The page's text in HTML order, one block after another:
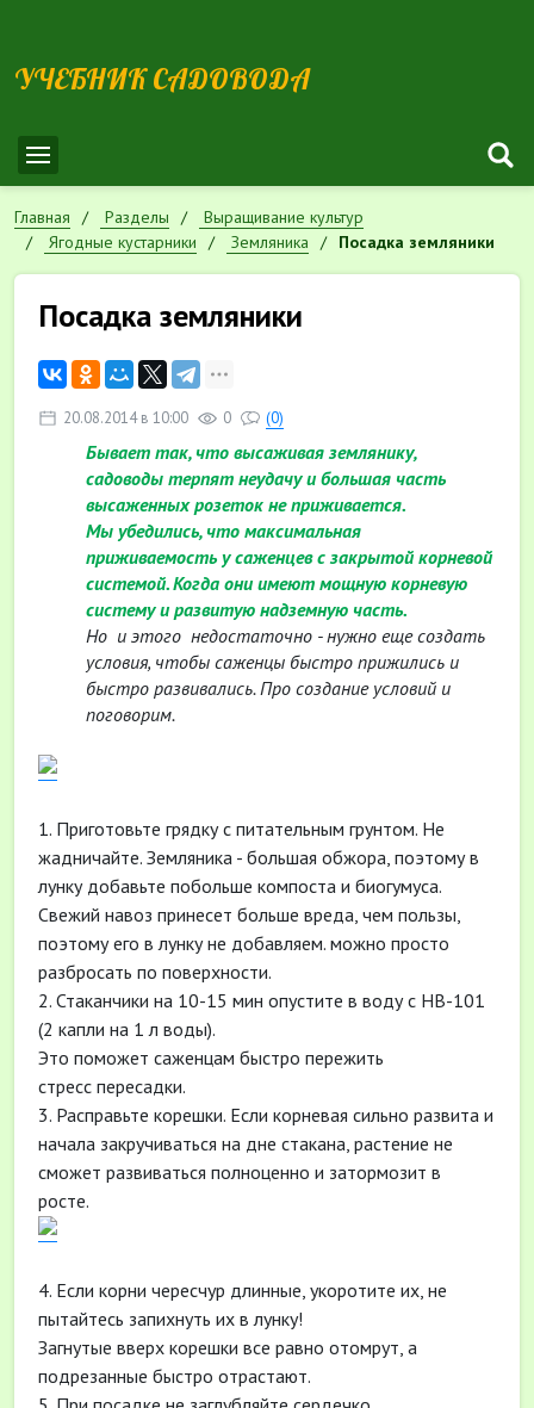
УЧЕБНИК САДОВОДА
Главная Разделы
Выращивание культур
Ягодные кустарники
Земляника Посадка земляники
Посадка земляники
20.08.2014 в 10:00 0 (0)
Бывает так, что высаживая землянику,
садоводы терпят неудачу и большая часть
высаженных розеток не приживается.
Мы убедились, что максимальная
приживаемость у саженцев с закрытой корневой
системой. Когда они имеют мощную корневую
систему и развитую надземную часть.
Но и этого недостаточно - нужно еще создать
условия, чтобы саженцы быстро прижились и
быстро развивались. Про создание условий и
поговорим.
1. Приготовьте грядку с питательным грунтом. Не
жадничайте. Земляника - большая обжора, поэтому в
лунку добавьте побольше компоста и биогумуса.
Свежий навоз принесет больше вреда, чем пользы,
поэтому его в лунку не добавляем. можно просто
разбросать по поверхности.
2. Стаканчики на 10-15 мин опустите в воду с НВ-101
(2 капли на 1 л воды).
Это поможет саженцам быстро пережить
стресс пересадки.
3. Расправьте корешки. Если корневая сильно развита и
начала закручиваться на дне стакана, растение не
сможет развиваться полноценно и затормозит в
росте.
4. Если корни чересчур длинные, укоротите их, не
пытайтесь запихнуть их в лунку!
Загнутые вверх корешки все равно отомрут, а
подрезанные быстро отрастают.